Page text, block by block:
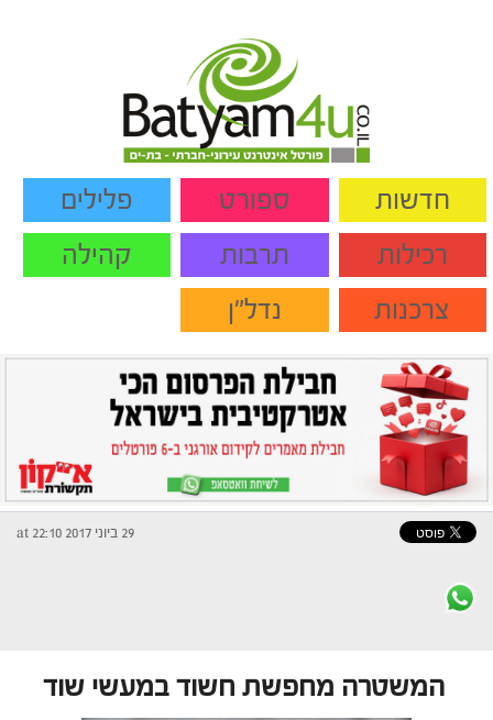
חדשות ספורט
פלילים
רכילות
תרבות
קהילה
צרכנות
נדל"ן
29 ביוני 2017 at 22:10
המשטרה מחפשת חשוד במעשי שוד